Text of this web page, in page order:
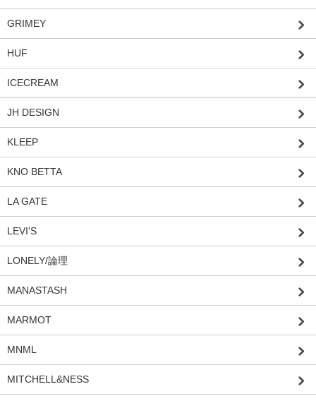
GRIMEY
HUF
ICECREAM
JH DESIGN
KLEEP
KNO BETTA
LA GATE
LEVI'S
LONELY/論理
MANASTASH
MARMOT
MNML
MITCHELL&NESS